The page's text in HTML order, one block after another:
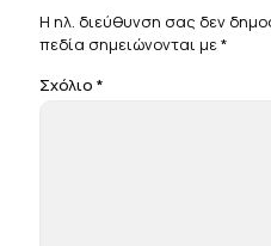
Η ηλ. διεύθυνση σας δεν
πεδία σημειώνονται με*
Σχόλιο *